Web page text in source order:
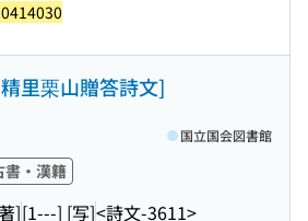
里栗山贈答詩文]
書・漢籍
][1---] [写]<詩文-3611>
国立国会図書館